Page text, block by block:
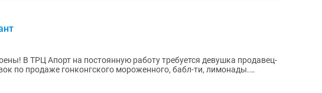
В ТРЦ Апорт на постоянную работу требуется девушка продавец-
по продаже гонконгского мороженного, бабл-ти, лимонады.